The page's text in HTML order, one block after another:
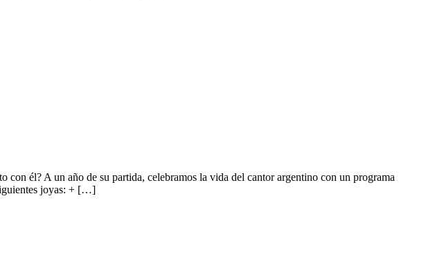
con él? A un año de su partida, celebramos la vida del cantor argentino con un programa
joyas: + […]